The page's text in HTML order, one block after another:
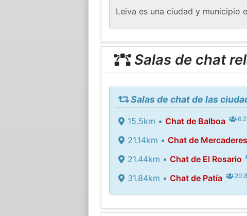
Leiva es una ciudad y municipio
Salas de chat
Salas de chat de las
15.5km • Chat de Balboa
21.14km • Chat de Mercaderes
21.44km • Chat de El Rosario
31.84km • Chat de Patía